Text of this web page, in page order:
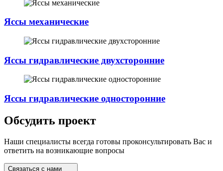
Яссы механические
Яссы гидравлические двухсторонние
Яссы гидравлические односторонние
Обсудить проект
Наши специалисты всегда готовы проконсультировать Вас и
ответить на возникающие вопросы
Связаться с нами